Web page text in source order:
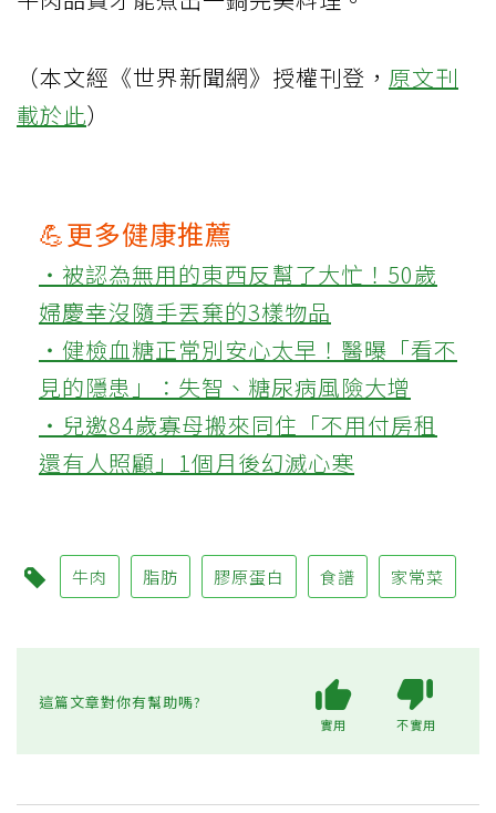
（本文經《世界新聞網》授權刊登， 原文刊
載於此）
💪更多健康推薦
‧被認為無用的東西反幫了大忙！50歲
婦慶幸沒隨手丟棄的3樣物品
‧健檢血糖正常別安心太早！醫曝「看不
見的隱患」：失智、糖尿病風險大增
‧兒邀84歲寡母搬來同住「不用付房租
還有人照顧」1個月後幻滅心寒
牛肉 脂肪 膠原蛋白 食譜 家常菜
這篇文章對你有幫助嗎?
實用 不實用